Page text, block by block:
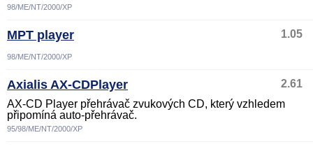
98/ME/NT/2000/XP
MPT player 1.05
98/ME/NT/2000/XP
Axialis AX-CDPlayer
2.61
AX-CD Player přehrávač zvukových CD, který vzhledem
připomíná auto-přehrávač.
95/98/ME/NT/2000/XP